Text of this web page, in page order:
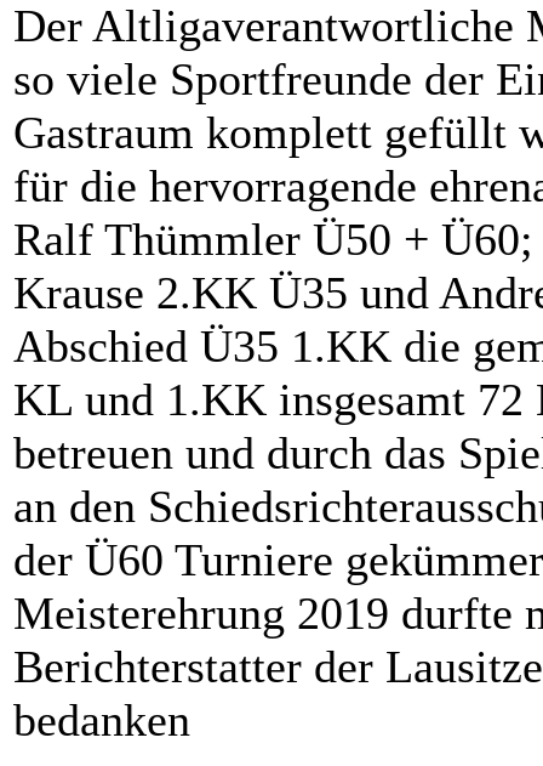
Der Altligaverantwortliche
so viele Sportfreunde der
Gastraum komplett gefüllt
für die hervorragende
Ralf Thümmler Ü50 +
Krause 2.KK Ü35 und
Abschied Ü35 1.KK die
KL und 1.KK insgesamt
betreuen und durch das
an den
der Ü60 Turniere
Meisterehrung 2019 durfte
Berichterstatter der
bedanken